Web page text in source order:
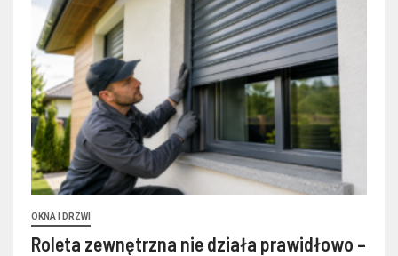
OKNA I DRZWI
Roleta zewnętrzna nie działa prawidłowo –